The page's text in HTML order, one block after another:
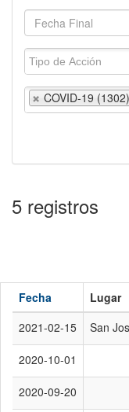
COVID-19 (1302)
5 registros
Fecha Lugar
2021-02-15
San
2020-10-01
2020-09-20